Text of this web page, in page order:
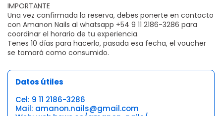
IMPORTANTE
Una vez confirmada la reserva, debes ponerte en contacto
con Amanon Nails al whatsapp +54 9 11 2186-3286 para
coordinar el horario de tu experiencia.
Tenes 10 días para hacerlo, pasada esa fecha, el voucher
se tomará como consumido.
Datos útiles
Cel: 9 11 2186-3286
Mail: amanon.nails@gmail.com